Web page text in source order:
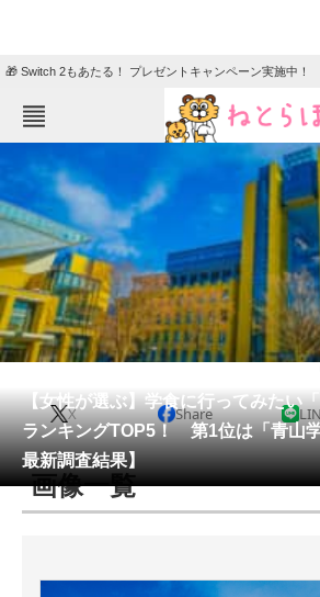
🎁 Switch 2もあたる！ プレゼントキャンペーン実施中！
ニュース
エンタメ
グルメ
住まい 教育・育児
動物 リサーチ
会員記事
メディア
注目記事を集めた総合ページ
スマホと通信の最新トレンド
【女性が選ぶ】学食に行ってみたい
ランキングTOP5！ 第1位は「青山
最新調査結果】
X Share
画像一覧